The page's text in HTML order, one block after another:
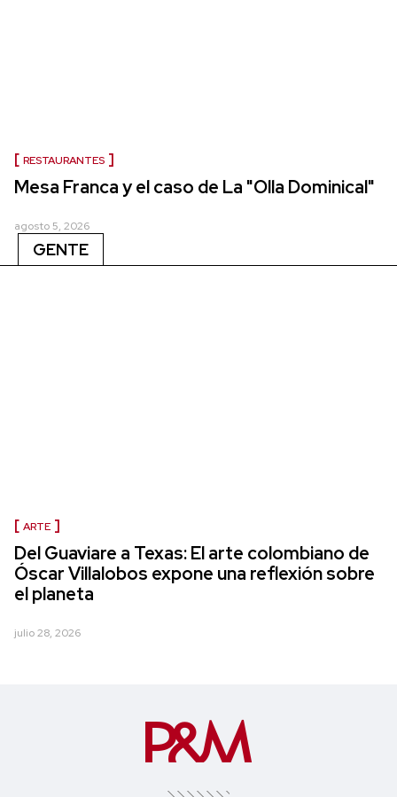
RESTAURANTES
Mesa Franca y el caso de La "Olla Dominical"
agosto 5, 2026
GENTE
ARTE
Del Guaviare a Texas: El arte colombiano de
Óscar Villalobos expone una reflexión sobre
el planeta
julio 28, 2026